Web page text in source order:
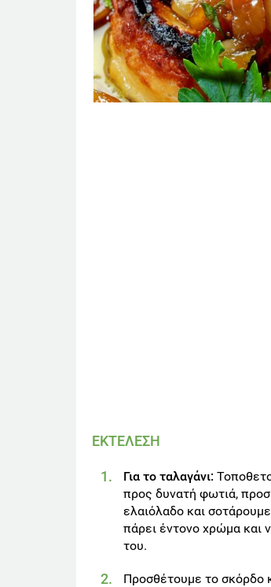
ΕΚΤΕΛΕΣΗ
Για το ταλαγάνι:
προς δυνατή φωτιά,
ελαιόλαδο και
πάρει έντονο χρώμα και
του.
Προσθέτουμε το σκόρδο